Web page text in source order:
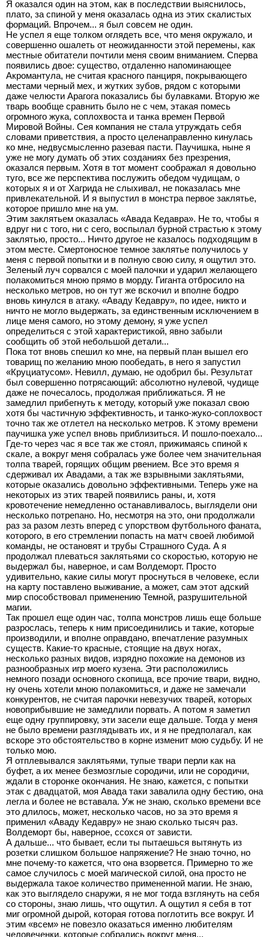
Я оказался один на этом, как в последствии выяснилось,
плато, за спиной у меня оказалась одна из этих скалистых
формаций. Впрочем... я был совсем не один.
Не успел я еще толком оглядеть все, что меня окружало, и
совершенно ошалеть от неожиданности этой перемены, как
местные обитатели почтили меня своим вниманием. Сперва
появились двое: существо, отдаленно напоминающее
Акромантула, не считая красного панциря, покрывающего
местами черный мех, и жутких зубов, рядом с которыми
даже челюсти Арагога показались бы булавками. Вторую же
тварь вообще сравнить было не с чем, этакая помесь
огромного жука, соплохвоста и танка времен Первой
Мировой Войны. Сея компания не стала утруждать себя
словами приветствия, а просто целенаправленно кинулась
ко мне, недвусмысленно разевая пасти. Паучишка, ныне я
уже не могу думать об этих созданиях без презрения,
оказался первым. Хотя в тот момент соображал я довольно
туго, все же перспектива послужить обедом чудищам, о
которых я и от Хагрида не слыхивал, не показалась мне
привлекательной. И я выпустил в монстра первое заклятье,
которое пришло мне на ум.
Этим заклятьем оказалась «Авада Кедавра». Не то, чтобы я
вдруг ни с того, ни с сего, воспылал бурной страстью к этому
заклятью, просто... Ничто другое не казалось подходящим в
этом месте. Смертоносное темное заклятье получилось у
меня с первой попытки и в полную свою силу, я ощутил это.
Зеленый луч сорвался с моей палочки и ударил желающего
полакомиться мною прямо в морду. Гиганта отбросило на
несколько метров, но он тут же вскочил и вполне бодро
вновь кинулся в атаку. «Аваду Кедавру», по идее, никто и
ничто не могло выдержать, за единственным исключением в
лице меня самого, но этому демону, я уже успел
определиться с этой характеристикой, явно забыли
сообщить об этой небольшой детали...
Пока тот вновь спешил ко мне, на первый план вышел его
товарищ по желанию мною пообедать, в него я запустил
«Круциатусом». Невилл, думаю, не одобрил бы. Результат
был совершенно потрясающий: абсолютно нулевой, чудище
даже не почесалось, продолжая приближаться. Я не
замедлил прибегнуть к методу, который уже показал свою
хотя бы частичную эффективность, и танко-жуко-соплохвост
точно так же отлетел на несколько метров. К этому времени
паучишка уже успел вновь приблизиться. И пошло-поехало...
Где-то через час я все так же стоял, прижимаясь спиной к
скале, а вокруг меня собралась уже более чем значительная
толпа тварей, горящих общим рвением. Все это время я
сдерживал их Авадами, а так же взрывными заклятьями,
которые оказались довольно эффективными. Теперь уже на
некоторых из этих тварей появились раны, и, хотя
кровотечение немедленно останавливалось, выглядели они
несколько потрепано. Но, несмотря на это, они продолжали
раз за разом лезть вперед с упорством футбольного фаната,
которого, в его стремлении попасть на матч своей любимой
команды, не остановят и трубы Страшного Суда. А я
продолжал плеваться заклятьями со скоростью, которую не
выдержал бы, наверное, и сам Волдеморт. Просто
удивительно, какие силы могут проснуться в человеке, если
на карту поставлено выживание, а может, сам этот адский
мир способствовал применению Темной, разрушительной
магии.
Так прошел еще один час, толпа монстров лишь еще больше
разрослась, теперь к ним присоединились и такие, которые
производили, и вполне оправдано, впечатление разумных
существ. Какие-то красные, стоящие на двух ногах,
несколько разных видов, изрядно похожие на демонов из
разнообразных игр моего кузена. Эти расположились
немного позади основного скопища, все прочие твари, видно,
ну очень хотели мною полакомиться, и даже не замечали
конкурентов, не считая парочки невезучих тварей, которых
новоприбывшие не замедлили порвать. А потом я заметил
еще одну группировку, эти засели еще дальше. Тогда у меня
не было времени разглядывать их, и я не предполагал, как
вскоре это обстоятельство в корне изменит мою судьбу. И не
только мою.
Я отплевывался заклятьями, тупые твари перли как на
буфет, а их менее безмозглые сородичи, или не сородичи,
ждали в сторонке окончания. Не знаю, кажется, с попытки
этак с двадцатой, моя Авада таки завалила одну бестию, она
легла и более не вставала. Уж не знаю, сколько времени все
это длилось, может, несколько часов, но за это время я
применил «Аваду Кедавру» не знаю сколько тысяч раз.
Волдеморт бы, наверное, ссохся от зависти.
А дальше... что бывает, если ты пытаешься вытянуть из
розетки слишком большое напряжение? Не знаю точно, но
мне почему-то кажется, что она взорвется. Примерно то же
самое случилось с моей магической силой, она просто не
выдержала такое количество примененной магии. Не знаю,
как это выглядело снаружи, я не мог тогда взглянуть на себя
со стороны, знаю лишь, что ощутил. А ощутил я себя в тот
миг огромной дырой, которая готова поглотить все вокруг. И
этим «всем» не повезло оказаться именно любителям
человеченки, которые собрались вокруг меня...